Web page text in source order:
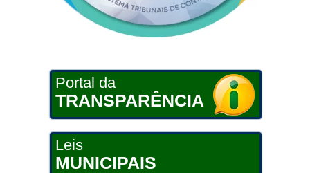
Portal da
TRANSPARÊNCIA
Leis
MUNICIPAIS